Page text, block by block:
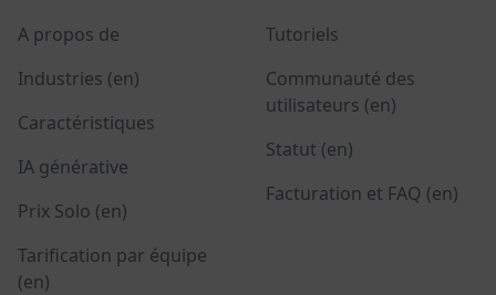
A propos de
Industries (en)
Caractéristiques
IA générative
Prix Solo (en)
Tarification par équipe
(en)
Tutoriels
Communauté des
utilisateurs (en)
Statut (en)
Facturation et FAQ (en)